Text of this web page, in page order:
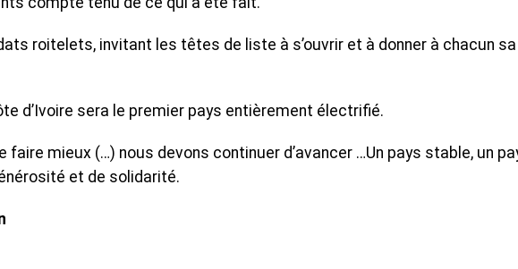
roitelets, invitant les têtes de liste à s’ouvrir et à donner à chacun sa
d’Ivoire sera le premier pays entièrement électrifié.
faire mieux (…) nous devons continuer d’avancer …Un pays stable, un
et de solidarité.